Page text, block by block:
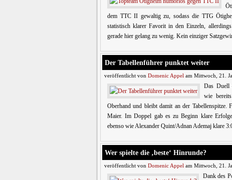
dem TTC II gewaltig zu, sodass die TTG
statistisch klarer Favorit in den Einzeln,
gerade hier gelang zu wenig. Kein einziger
Der Tabellenführer punktet weiter
veröffentlicht von Domenic Appel am Mittwoch, 21.
Das Duell
wie
Oberhand und bleibt damit an der
Maier. Im Doppel gab es zu Beginn klare
ebenso wie Alexander Quint/Adnan Ademaj klare
Wer spielte die ‚beste‘ Hinrunde?
veröffentlicht von Domenic Appel am Mittwoch, 21.
Dank des